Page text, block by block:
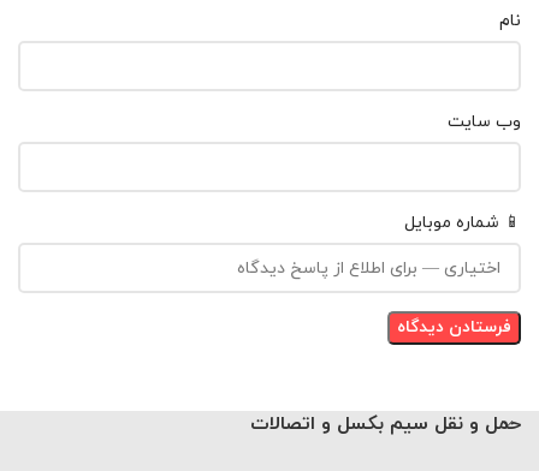
نام
وب‌ سایت
📱 شماره موبایل
حمل و نقل سیم بکسل و اتصالات